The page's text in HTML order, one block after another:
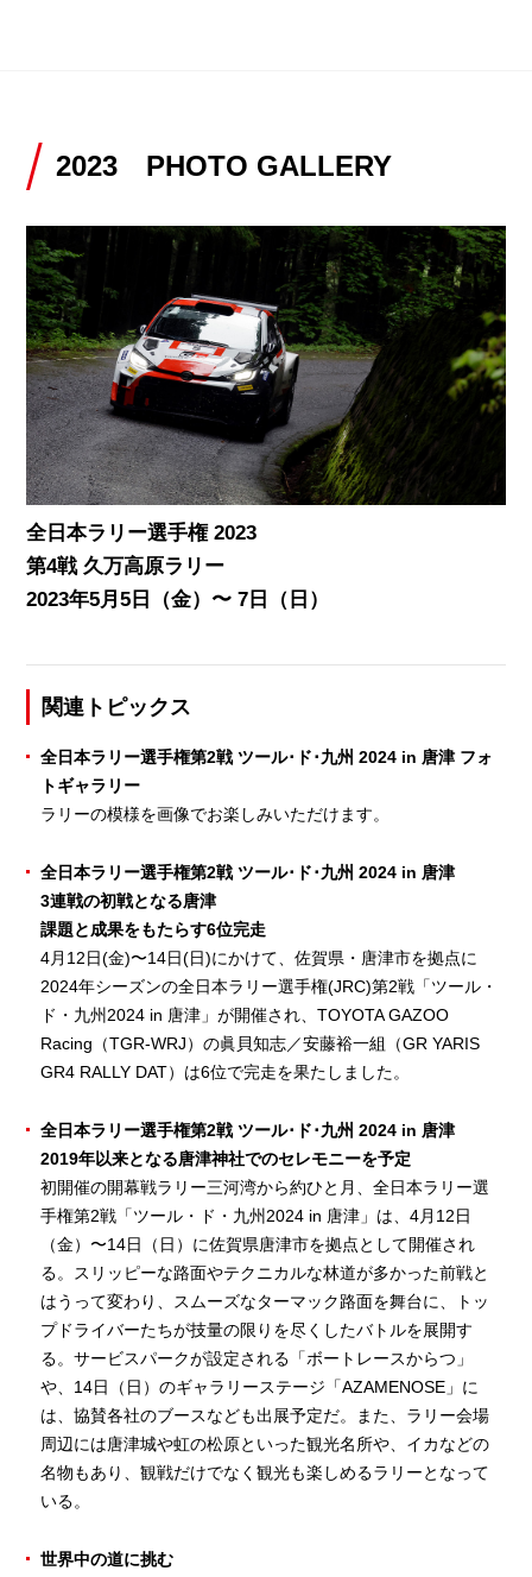
2023 PHOTO GALLERY
全日本ラリー選手権 2023
第4戦 久万高原ラリー
2023年5月5日（金）〜 7日（日）
関連トピックス
全日本ラリー選手権第2戦 ツール･ド･九州 2024 in 唐津 フォ
トギャラリー
ラリーの模様を画像でお楽しみいただけます。
全日本ラリー選手権第2戦 ツール･ド･九州 2024 in 唐津
3連戦の初戦となる唐津
課題と成果をもたらす6位完走
4月12日(金)〜14日(日)にかけて、佐賀県・唐津市を拠点に
2024年シーズンの全日本ラリー選手権(JRC)第2戦「ツール・
ド・九州2024 in 唐津」が開催され、TOYOTA GAZOO
Racing（TGR-WRJ）の眞貝知志／安藤裕一組（GR YARIS
GR4 RALLY DAT）は6位で完走を果たしました。
全日本ラリー選手権第2戦 ツール･ド･九州 2024 in 唐津
2019年以来となる唐津神社でのセレモニーを予定
初開催の開幕戦ラリー三河湾から約ひと月、全日本ラリー選
手権第2戦「ツール・ド・九州2024 in 唐津」は、4月12日
（金）〜14日（日）に佐賀県唐津市を拠点として開催され
る。スリッピーな路面やテクニカルな林道が多かった前戦と
はうって変わり、スムーズなターマック路面を舞台に、トッ
プドライバーたちが技量の限りを尽くしたバトルを展開す
る。サービスパークが設定される「ボートレースからつ」
や、14日（日）のギャラリーステージ「AZAMENOSE」に
は、協賛各社のブースなども出展予定だ。また、ラリー会場
周辺には唐津城や虹の松原といった観光名所や、イカなどの
名物もあり、観戦だけでなく観光も楽しめるラリーとなって
いる。
世界中の道に挑む